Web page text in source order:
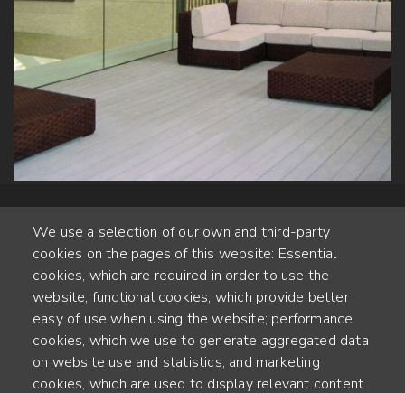
Alte Steinhauserstr. 1 | 6330 Cham | Switzerland
55JAHRE ERFAHRUNG
We use a selection of our own and third-party
cookies on the pages of this website: Essential
cookies, which are required in order to use the
website; functional cookies, which provide better
easy of use when using the website; performance
cookies, which we use to generate aggregated data
on website use and statistics; and marketing
cookies, which are used to display relevant content